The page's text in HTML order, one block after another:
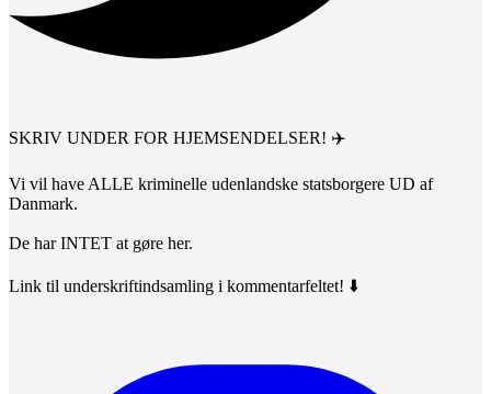
SKRIV UNDER FOR HJEMSENDELSER! ✈️
Vi vil have ALLE kriminelle udenlandske statsborgere UD af
Danmark.
De har INTET at gøre her.
Link til underskriftindsamling i kommentarfeltet! ⬇️